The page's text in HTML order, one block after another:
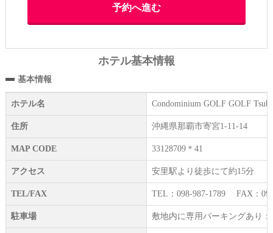
ホテル基本情報
基本情報
ホテル名 Condominium GOLF GOLF
住所 沖縄県那覇市寄宮1-11-14
MAP CODE 33128709＊41
アクセス 安里駅より徒歩にて約15分
TEL/FAX TEL：098-987-1789 FAX：
駐車場 敷地内に専用パーキングあ